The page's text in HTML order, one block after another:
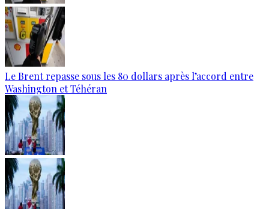
Le Brent repasse sous les 80 dollars après l’accord entre
Washington et Téhéran